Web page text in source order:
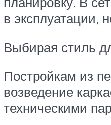
в эксплуатации,
Выбирая стиль
Постройкам из
возведение
техническими